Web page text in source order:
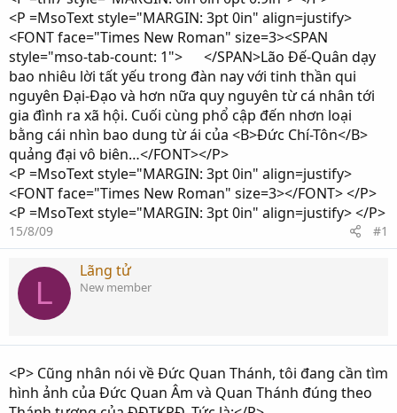
<P =MsoText style="MARGIN: 3pt 0in" align=justify>
<FONT face="Times New Roman" size=3><SPAN
style="mso-tab-count: 1"> </SPAN>Lão Đế-Quân dạy
bao nhiêu lời tất yếu trong đàn nay với tinh thần qui
nguyên Đại-Đạo và hơn nữa quy nguyên từ cá nhân tới
gia đình ra xã hội. Cuối cùng phổ cập đến nhơn loại
bằng cái nhìn bao dung từ ái của <B>Đức Chí-Tôn</B>
quảng đại vô biên…</FONT></P>
<P =MsoText style="MARGIN: 3pt 0in" align=justify>
<FONT face="Times New Roman" size=3></FONT> </P>
<P =MsoText style="MARGIN: 3pt 0in" align=justify> </P>
15/8/09 #1
L
Lãng tử
New member
<P> Cũng nhân nói về Đức Quan Thánh, tôi đang cần tìm
hình ảnh của Đức Quan Âm và Quan Thánh đúng theo